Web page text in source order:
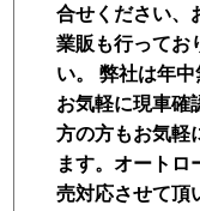
合せください、
業販も行ってお
い。 弊社は年中
お気軽に現車確
方の方もお気軽
ます。オート
売対応させて頂